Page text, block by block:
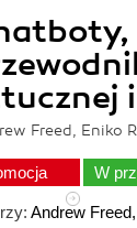
Freed, Eniko
W
Andrew Freed,